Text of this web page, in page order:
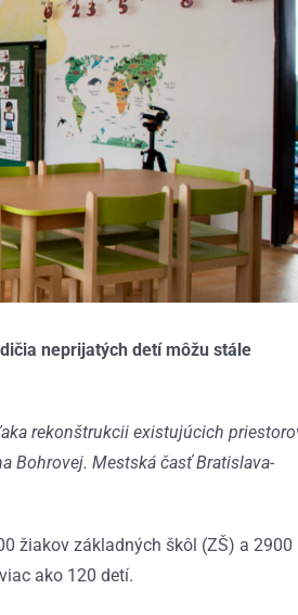
neprijatých detí môžu stále
rekonštrukcii existujúcich
Bohrovej. Mestská časť Bratislava-
žiakov základných škôl (ZŠ) a 2900
ako 120 detí.